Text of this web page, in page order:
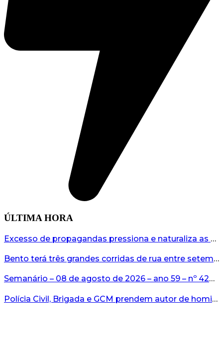
ÚLTIMA HORA
Excesso de propagandas pressiona e naturaliza as apostas...
Bento terá três grandes corridas de rua entre setembro e novembro...
Semanário – 08 de agosto de 2026 – ano 59 – nº 4265...
Polícia Civil, Brigada e GCM prendem autor de homicídio em Bento Gonçalves...